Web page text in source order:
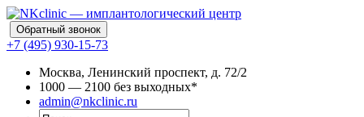
Обратный звонок
+7 (495) 930-15-73
Москва, Ленинский проспект, д. 72/2
1000 — 2100 без выходных*
admin@nkclinic.ru